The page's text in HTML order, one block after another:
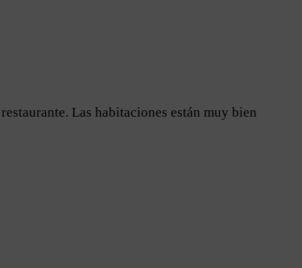
Las habitaciones están muy bien